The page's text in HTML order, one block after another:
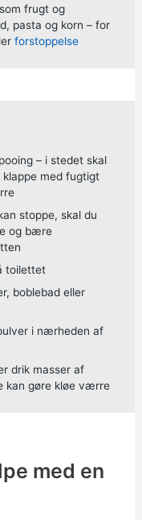
frugt og
pasta og korn – for
forstoppelse
– i stedet skal
med fugtigt
stoppe, skal du
og bære
toilettet
boblebad eller
i nærheden af
drik masser af
kan gøre kløe værre
med en